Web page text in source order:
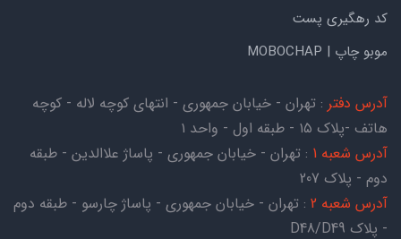
کد رهگیری پست
موبو چاپ | MOBOCHAP
آدرس دفتر : تهران - خیابان جمهوری - انتهای کوچه لاله - کوچه
هاتف -پلاک ۱۵ - طبقه اول - واحد ۱
آدرس شعبه 1
: تهران - خیابان جمهوری - پاساژ علاالدین - طبقه
دوم - پلاک 207
آدرس شعبه 2
: تهران - خیابان جمهوری - پاساژ چارسو - طبقه دوم
- پلاک D48/D49